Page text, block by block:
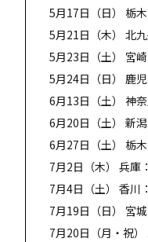
5月17日（日） 栃
5月21日（木） 北
5月23日（土） 宮
5月24日（日） 鹿
6月13日（土） 神
6月20日（土） 新
6月27日（土） 栃
7月2日（木） 兵庫
7月4日（土） 香川
7月19日（日） 宮
7月20日（月・祝